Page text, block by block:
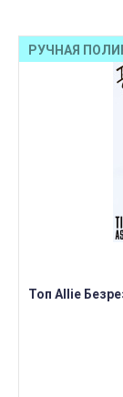
Топ Allie
РУЧНАЯ